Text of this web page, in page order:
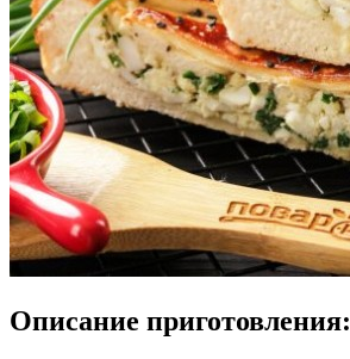
Описание приготовления: